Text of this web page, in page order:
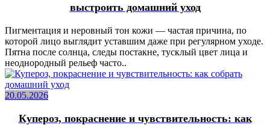
выстроить домашний уход
Пигментация и неровный тон кожи — частая причина, по
которой лицо выглядит уставшим даже при регулярном уходе.
Пятна после солнца, следы постакне, тусклый цвет лица и
неоднородный рельеф часто..
20.05.2026
Купероз, покраснение и чувствительность: как